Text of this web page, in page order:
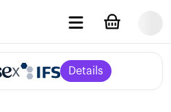
x Details